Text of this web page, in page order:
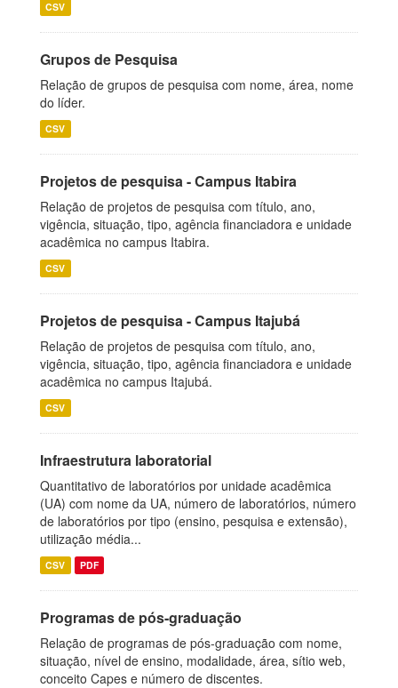
CSV
Grupos de Pesquisa
Relação de grupos de pesquisa com nome, área, nome
do líder.
CSV
Projetos de pesquisa - Campus Itabira
Relação de projetos de pesquisa com título, ano,
vigência, situação, tipo, agência financiadora e unidade
acadêmica no campus Itabira.
CSV
Projetos de pesquisa - Campus Itajubá
Relação de projetos de pesquisa com título, ano,
vigência, situação, tipo, agência financiadora e unidade
acadêmica no campus Itajubá.
CSV
Infraestrutura laboratorial
Quantitativo de laboratórios por unidade acadêmica
(UA) com nome da UA, número de laboratórios, número
de laboratórios por tipo (ensino, pesquisa e extensão),
utilização média...
CSV PDF
Programas de pós-graduação
Relação de programas de pós-graduação com nome,
situação, nível de ensino, modalidade, área, sítio web,
conceito Capes e número de discentes.